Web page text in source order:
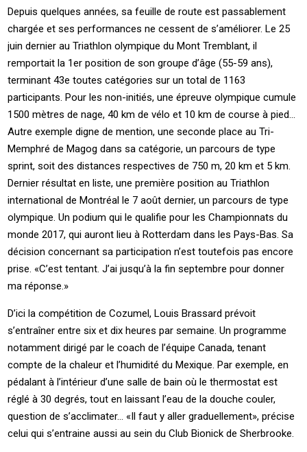
Depuis quelques années, sa feuille de route est passablement
chargée et ses performances ne cessent de s’améliorer. Le 25
juin dernier au Triathlon olympique du Mont Tremblant, il
remportait la 1er position de son groupe d’âge (55-59 ans),
terminant 43e toutes catégories sur un total de 1163
participants. Pour les non-initiés, une épreuve olympique cumule
1500 mètres de nage, 40 km de vélo et 10 km de course à pied…
Autre exemple digne de mention, une seconde place au Tri-
Memphré de Magog dans sa catégorie, un parcours de type
sprint, soit des distances respectives de 750 m, 20 km et 5 km.
Dernier résultat en liste, une première position au Triathlon
international de Montréal le 7 août dernier, un parcours de type
olympique. Un podium qui le qualifie pour les Championnats du
monde 2017, qui auront lieu à Rotterdam dans les Pays-Bas. Sa
décision concernant sa participation n’est toutefois pas encore
prise. «C’est tentant. J’ai jusqu’à la fin septembre pour donner
ma réponse.»
D’ici la compétition de Cozumel, Louis Brassard prévoit
s’entraîner entre six et dix heures par semaine. Un programme
notamment dirigé par le coach de l’équipe Canada, tenant
compte de la chaleur et l’humidité du Mexique. Par exemple, en
pédalant à l’intérieur d’une salle de bain où le thermostat est
réglé à 30 degrés, tout en laissant l’eau de la douche couler,
question de s’acclimater… «Il faut y aller graduellement», précise
celui qui s’entraine aussi au sein du Club Bionick de Sherbrooke.